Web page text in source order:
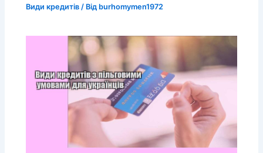
Види кредитів / Від burhomymen1972